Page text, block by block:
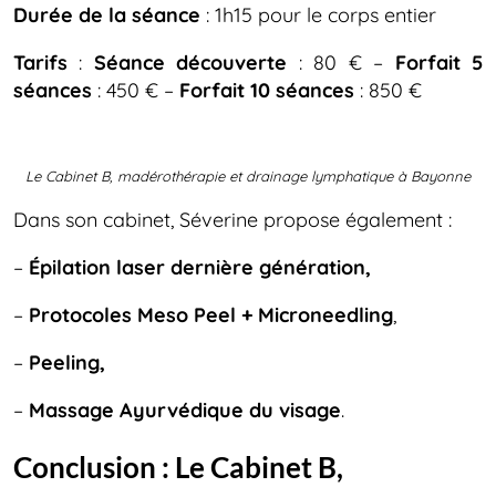
Durée de la séance : 1h15 pour le corps entier
Tarifs : Séance découverte : 80 € – Forfait 5
séances : 450 € – Forfait 10 séances : 850 €
Le Cabinet B, madérothérapie et drainage lymphatique à Bayonne
Dans son cabinet, Séverine propose également :
– Épilation laser dernière génération,
– Protocoles Meso Peel + Microneedling,
– Peeling,
– Massage Ayurvédique du visage.
Conclusion : Le Cabinet B,